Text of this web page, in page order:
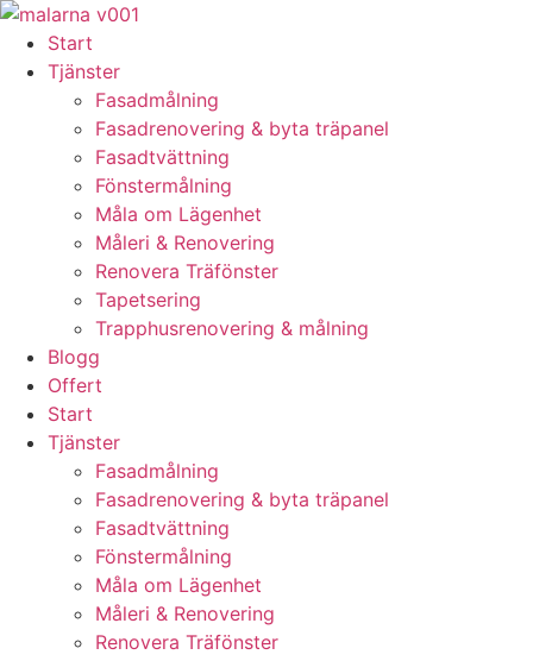
Skip
content
Start
Tjänster
Fasadmålning
Fasadrenovering & byta träpanel
Fasadtvättning
Fönstermålning
Måla om Lägenhet
Måleri & Renovering
Renovera Träfönster
Tapetsering
Trapphusrenovering & målning
Blogg
Offert
Start
Tjänster
Fasadmålning
Fasadrenovering & byta träpanel
Fasadtvättning
Fönstermålning
Måla om Lägenhet
Måleri & Renovering
Renovera Träfönster